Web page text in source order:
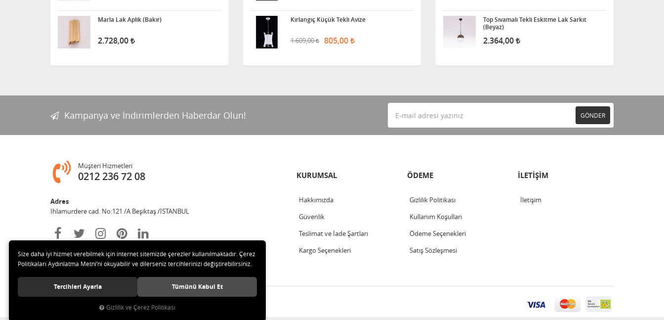
Marla Lak Aplik (Bakır)
2.728,00
Kırlangıç Küçük Tekli Avize
1.609,00 805,00
Top Sıvamalı Tekli Eskitme Lak Sarkıt
(Beyaz)
2.364,00
Kampanya ve İndirimlerden Haberdar Olun! GÖNDER
Müşteri Hizmetleri
0212 236 72 08
Adres
Ihlamurdere cad. No:121 /A Beşiktaş /İSTANBUL
KURUMSAL
Hakkımızda
Güvenlik
Teslimat ve İade Şartları
Kargo Seçenekleri
ÖDEME
Gizlilik Politikası
Kullanım Koşulları
Ödeme Seçenekleri
Satış Sözleşmesi
İLETİŞİM
İletişim
© 2020 Avize Marketim Tüm hakları saklıdır.
Size daha iyi hizmet verebilmek için internet sitemizde çerezler kullanılmaktadır. Çerez
Politikaları Aydınlatma Metni’ni okuyabilir ve dilerseniz tercihlerinizi değiştirebilirsiniz.
Tercihleri Ayarla Tümünü Kabul Et
Gizlilik ve Çerez Politikası